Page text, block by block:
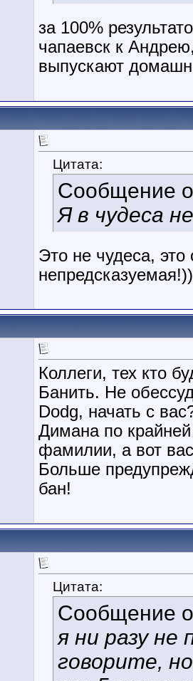
за 100%
чапаевск к
выпускают
Цитата:
Сообщение
Я в чудеса
Это не чудеса,
Коллеги, тех кто
Банить. Не
Dodg, начать с
Димана по
фамилии, а вот
Больше
бан!
Цитата:
Сообщение
я ни разу не
говорите,